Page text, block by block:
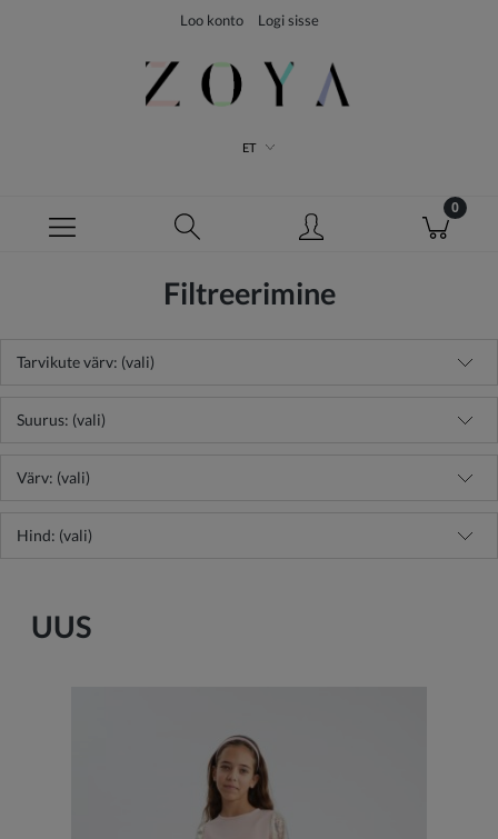
Loo konto Logi sisse
ET
Filtreerimine
Tarvikute värv: (vali)
Suurus: (vali)
Värv: (vali)
Hind: (vali)
UUS